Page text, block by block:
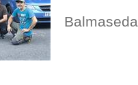
Balmaseda